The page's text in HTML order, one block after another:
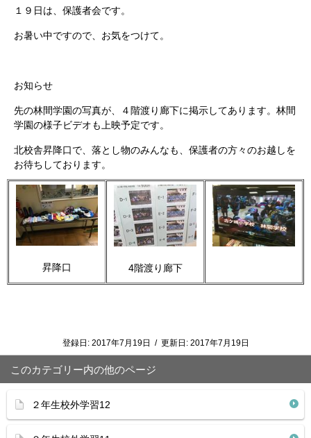
１９日は、保護者会です。
お暑い中ですので、お気をつけて。
お知らせ
先の林間学園の写真が、４階渡り廊下に掲示してあります。林間
学園の様子ビデオも上映予定です。
北校舎昇降口で、落とし物のみんなも、保護者の方々のお越しを
お待ちしております。
昇降口 4階渡り廊下
登録日: 2017年7月19日 / 更新日: 2017年7月19日
このカテゴリー内の他のページ
２年生校外学習12